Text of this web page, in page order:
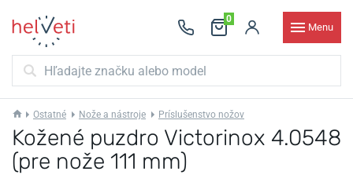
0
Menu
Ostatné Nože a nástroje Príslušenstvo nožov
Kožené puzdro Victorinox 4.0548
(pre nože 111 mm)